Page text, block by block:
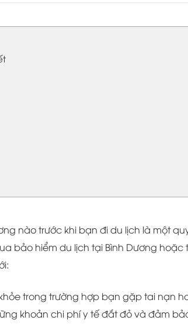
nào trước khi bạn đi du lịch là một
bảo hiểm du lịch tại Bình Dương hoặc
trong trường hợp bạn gặp tai nạn
khoản chi phí y tế đắt đỏ và đảm